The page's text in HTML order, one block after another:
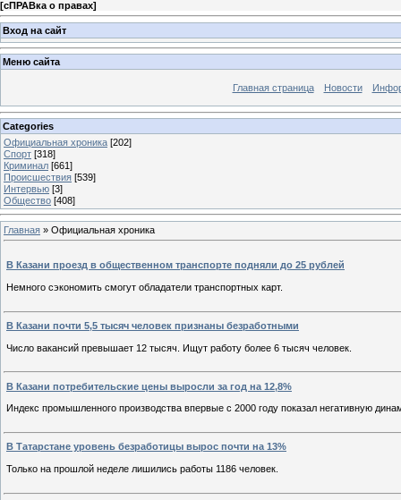
[сПРАВка о правах]
Вход на сайт
Меню сайта
Главная страница Новости
Categories
Официальная хроника [202]
Спорт [318]
Криминал [661]
Происшествия [539]
Интервью [3]
Общество [408]
Главная » Официальная хроника
В Казани проезд в общественном транспорте подняли до 25 рублей
Немного сэкономить смогут обладатели транспортных карт.
В Казани почти 5,5 тысяч человек признаны безработными
Число вакансий превышает 12 тысяч. Ищут работу более 6 тысяч человек.
В Казани потребительские цены выросли за год на 12,8%
Индекс промышленного производства впервые с 2000 году показал негативную
В Татарстане уровень безработицы вырос почти на 13%
Только на прошлой неделе лишились работы 1186 человек.